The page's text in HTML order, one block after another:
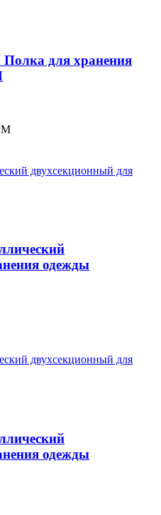
для хранения
одежды
одежды